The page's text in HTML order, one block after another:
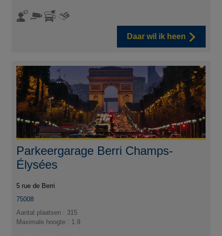
Daar wil ik heen
Parkeergarage Berri Champs-
Élysées
5 rue de Berri
75008
Aantal plaatsen : 315
Maximale hoogte : 1.9